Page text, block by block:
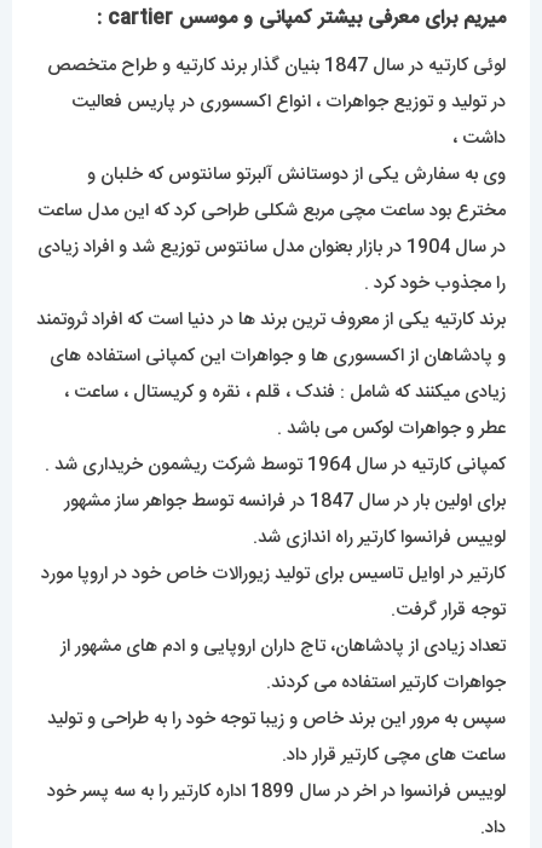
میریم برای معرفی بیشتر کمپانی و موسس cartier :
لوئی کارتیه در سال 1847 بنیان گذار برند کارتیه و طراح متخصص
در تولید و توزیع جواهرات ، انواع اکسسوری در پاریس فعالیت
داشت ،
وی به سفارش یکی از دوستانش آلبرتو سانتوس که خلبان و
مخترع بود ساعت مچی مربع شکلی طراحی کرد که این مدل ساعت
در سال 1904 در بازار بعنوان مدل سانتوس توزیع شد و افراد زیادی
را مجذوب خود کرد .
برند کارتیه یکی از معروف ترین برند ها در دنیا است که افراد ثروتمند
و پادشاهان از اکسسوری ها و جواهرات این کمپانی استفاده های
زیادی میکنند که شامل : فندک ، قلم ، نقره و کریستال ، ساعت ،
عطر و جواهرات لوکس می باشد .
کمپانی کارتیه در سال 1964 توسط شرکت ریشمون خریداری شد .
برای اولین بار در سال 1847 در فرانسه توسط جواهر ساز مشهور
لوییس فرانسوا کارتیر راه اندازی شد.
کارتیر در اوایل تاسیس برای تولید زیورالات خاص خود در اروپا مورد
توجه قرار گرفت.
تعداد زیادی از پادشاهان، تاج داران اروپایی و ادم های مشهور از
جواهرات کارتیر استفاده می کردند.
سپس به مرور این برند خاص و زیبا توجه خود را به طراحی و تولید
ساعت های مچی کارتیر قرار داد.
لوییس فرانسوا در اخر در سال 1899 اداره کارتیر را به سه پسر خود
داد.